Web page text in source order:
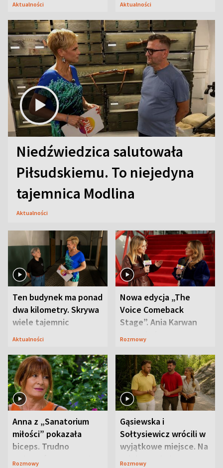
Aktualności Aktualności
Niedźwiedzica salutowała
Piłsudskiemu. To niejedyna
tajemnica Modlina
Aktualności
Ten budynek ma ponad
dwa kilometry. Skrywa
wiele tajemnic
Aktualności
Nowa edycja „The
Voice Comeback
Stage”. Ania Karwan
zapowiada
Rozmowy
Anna z „Sanatorium
miłości” pokazała
biceps. Trudno
uwierzyć, co przeszła
Rozmowy
Gąsiewska i
Sołtysiewicz wrócili w
wyjątkowe miejsce. Na
szlaku czekał
Rozmowy